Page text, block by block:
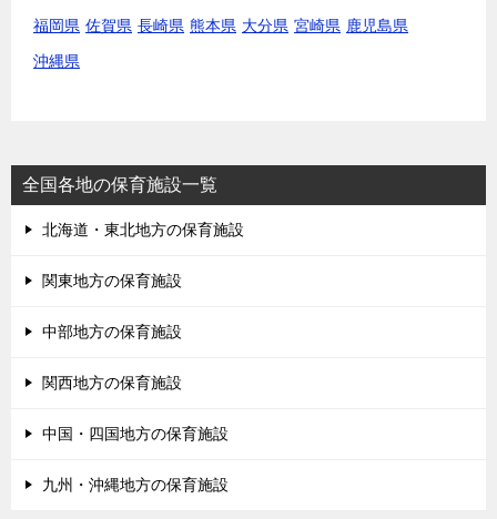
福岡県 佐賀県 長崎県 熊本県 大分県 宮崎県 鹿児島県
沖縄県
全国各地の保育施設一覧
北海道・東北地方の保育施設
関東地方の保育施設
中部地方の保育施設
関西地方の保育施設
中国・四国地方の保育施設
九州・沖縄地方の保育施設